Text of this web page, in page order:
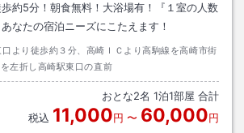
約5分！朝食無料！大浴場有！『１室の人数
なたの宿泊ニーズにこたえます！
口より徒歩約３分、高崎ＩＣより高駒線を高崎市街
左折し高崎駅東口の直前
おとな2名 1泊1部屋 合計
税込 11,000円 〜 60,000円